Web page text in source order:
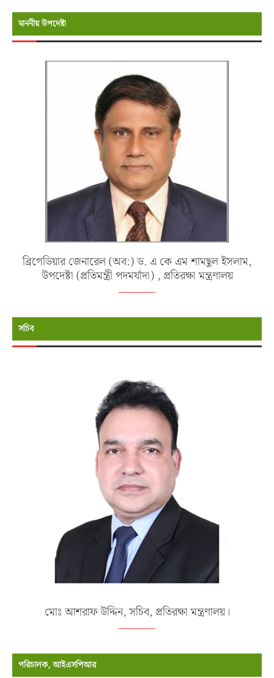
মাননীয় উপদেষ্টা
ব্রিগেডিয়ার জেনারেল (অব:) ড. এ কে এম শামছুল ইসলাম,
উপদেষ্টা (প্রতিমন্ত্রী পদমর্যাদা) , প্রতিরক্ষা মন্ত্রণালয়
সচিব
মোঃ আশরাফ উদ্দিন, সচিব, প্রতিরক্ষা মন্ত্রণালয়।
পরিচালক, আইএসপিআর